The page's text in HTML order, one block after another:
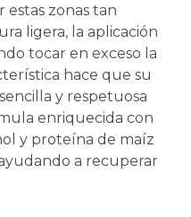
estas zonas tan
ligera, la aplicación
tocar en exceso la
hace que su
y respetuosa
enriquecida con
y proteína de maíz
a recuperar